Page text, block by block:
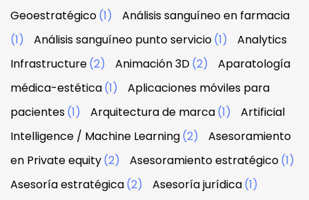
Geoestratégico(1)
Análisis sanguíneo en farmacia
(1)
Análisis sanguíneo punto servicio(1)
Analytics
Infrastructure(2) Animación 3D(2)
Aparatología
médica-estética(1)
Aplicaciones móviles para
pacientes(1) Arquitectura de marca(1)
Artificial
Intelligence / Machine Learning(2)
Asesoramiento
en Private equity(2) Asesoramiento estratégico(1)
Asesoría estratégica(2) Asesoría jurídica(1)